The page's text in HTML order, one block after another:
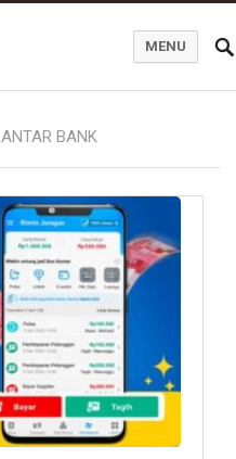
MENU
ANTAR BANK